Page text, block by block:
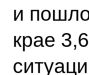
и
крае